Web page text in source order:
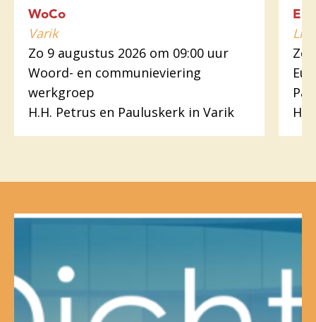
WoCo
Varik
Zo 9 augustus 2026 om 09:00 uur
Woord- en communieviering
werkgroep
H.H. Petrus en Pauluskerk in Varik
Zo
H.